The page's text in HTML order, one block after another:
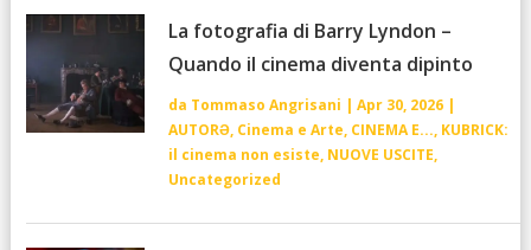
La fotografia di Barry Lyndon –
Quando il cinema diventa dipinto
da Tommaso Angrisani | Apr 30, 2026|
AUTORƏ, Cinema e Arte, CINEMA E..., KUBRICK:
il cinema non esiste, NUOVE USCITE,
Uncategorized